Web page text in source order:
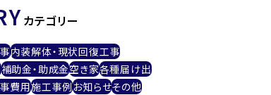
カテゴリー
内装解体・現状回復工事
補助金・助成金空き家各種届け出
費用施工事例お知らせその他